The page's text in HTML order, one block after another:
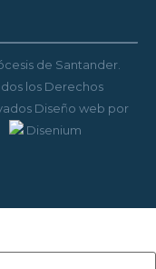
de Santander.
los Derechos
Diseño web por
Disenium